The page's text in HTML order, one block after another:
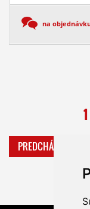
na
PREDCHÁDZAJÚCA
1